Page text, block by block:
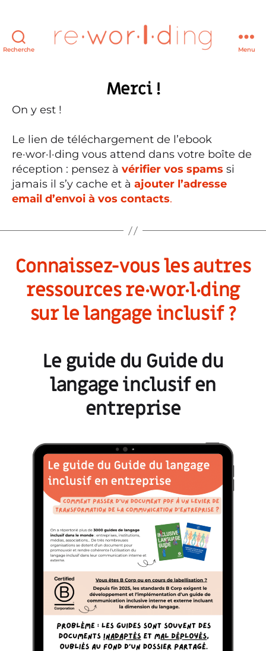
Recherche Menu
Merci !
On y est !
Le lien de téléchargement de l’ebook
re·wor·l·ding vous attend dans votre boîte de
réception : pensez à vérifier vos spams si
jamais il s’y cache et à ajouter l’adresse
email d’envoi à vos contacts.
Connaissez-vous les autres
ressources re·wor·l·ding
sur le langage inclusif ?
Le guide du Guide du
langage inclusif en
entreprise